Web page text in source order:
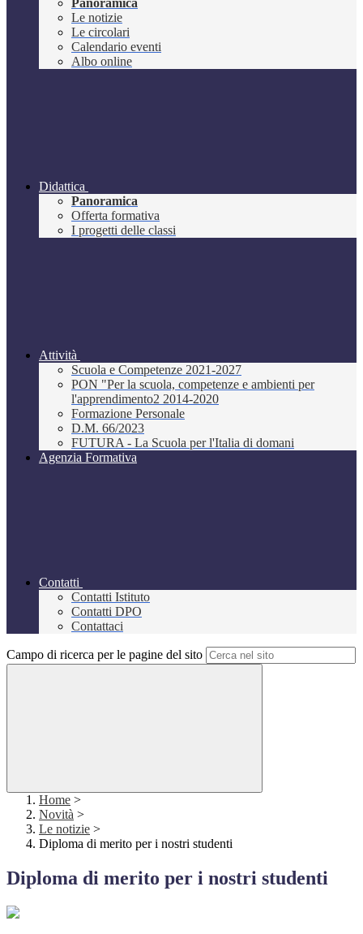
Panoramica
Le notizie
Le circolari
Calendario eventi
Albo online
Didattica
Panoramica
Offerta formativa
I progetti delle classi
Attività
Scuola e Competenze 2021-2027
PON "Per la scuola, competenze e ambienti per
l'apprendimento2 2014-2020
Formazione Personale
D.M. 66/2023
FUTURA - La Scuola per l'Italia di domani
Agenzia Formativa
Contatti
Contatti Istituto
Contatti DPO
Contattaci
Campo di ricerca per le pagine del sito
Home >
Novità >
Le notizie >
Diploma di merito per i nostri studenti
Diploma di merito per i nostri studenti